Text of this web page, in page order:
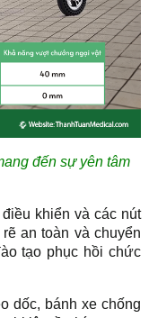
đến sự yên tâm
khiển và các nút
an toàn và chuyển
tạo phục hồi chức
dốc, bánh xe chống